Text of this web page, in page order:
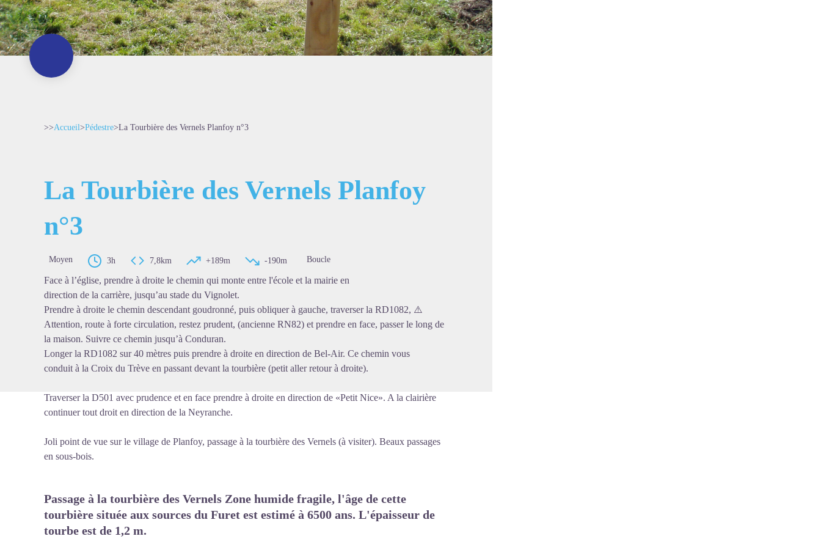
>>Accueil>Pédestre>La Tourbière des Vernels Planfoy n°3
La Tourbière des Vernels Planfoy
n°3
Moyen 3h 7,8km +189m -190m Boucle
Face à l’église, prendre à droite le chemin qui monte entre l'école et la mairie en
direction de la carrière, jusqu’au stade du Vignolet.
Prendre à droite le chemin descendant goudronné, puis obliquer à gauche, traverser la RD1082, ⚠️
Attention, route à forte circulation, restez prudent, (ancienne RN82) et prendre en face, passer le long de
la maison. Suivre ce chemin jusqu’à Conduran.
Longer la RD1082 sur 40 mètres puis prendre à droite en direction de Bel-Air. Ce chemin vous
conduit à la Croix du Trève en passant devant la tourbière (petit aller retour à droite).
Traverser la D501 avec prudence et en face prendre à droite en direction de «Petit Nice». A la clairière
continuer tout droit en direction de la Neyranche.
Joli point de vue sur le village de Planfoy, passage à la tourbière des Vernels (à visiter). Beaux passages
en sous-bois.
Passage à la tourbière des Vernels Zone humide fragile, l'âge de cette
tourbière située aux sources du Furet est estimé à 6500 ans. L'épaisseur de
tourbe est de 1,2 m.